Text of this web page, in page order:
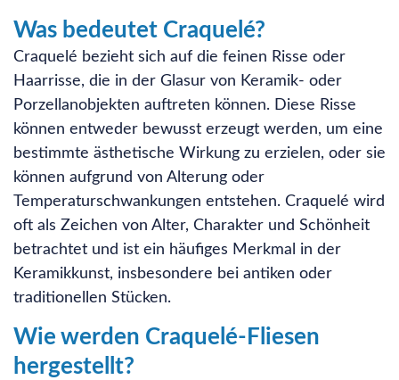
Was bedeutet Craquelé?
Craquelé bezieht sich auf die feinen Risse oder
Haarrisse, die in der Glasur von Keramik- oder
Porzellanobjekten auftreten können. Diese Risse
können entweder bewusst erzeugt werden, um eine
bestimmte ästhetische Wirkung zu erzielen, oder sie
können aufgrund von Alterung oder
Temperaturschwankungen entstehen. Craquelé wird
oft als Zeichen von Alter, Charakter und Schönheit
betrachtet und ist ein häufiges Merkmal in der
Keramikkunst, insbesondere bei antiken oder
traditionellen Stücken.
Wie werden Craquelé-Fliesen
hergestellt?